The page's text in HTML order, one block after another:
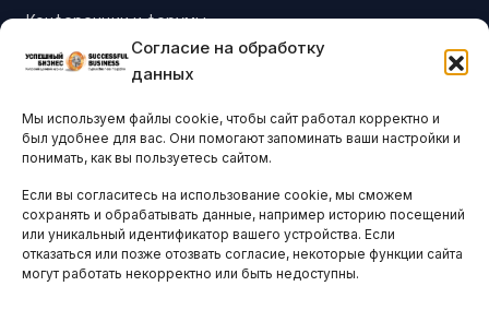
Согласие на обработку
данных
Мы используем файлы cookie, чтобы сайт работал корректно и
был удобнее для вас. Они помогают запоминать ваши настройки и
понимать, как вы пользуетесь сайтом.
Если вы согласитесь на использование cookie, мы сможем
сохранять и обрабатывать данные, например историю посещений
или уникальный идентификатор вашего устройства. Если
отказаться или позже отозвать согласие, некоторые функции сайта
могут работать некорректно или быть недоступны.
Конференции и форумы
Бизнес-клубы и ассоциации
Остальные новости
АНАЛИТИКА И СТАТИСТИКА
ARTICLES IN ENGLISH
НАВИГАЦИЯ